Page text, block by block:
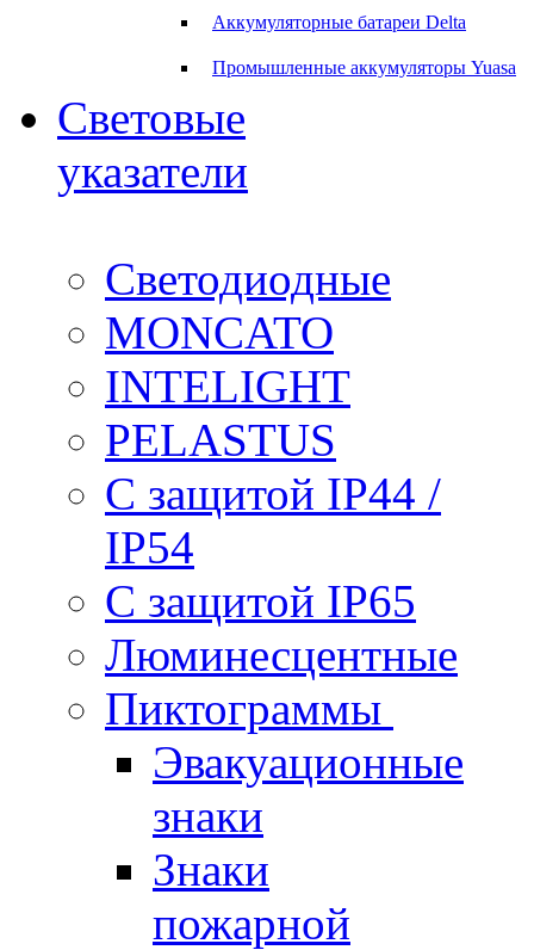
Аккумуляторные батареи Delta
Промышленные аккумуляторы Yuasa
Световые
указатели
Светодиодные
MONCATO
INTELIGHT
PELASTUS
С защитой IP44 /
IP54
С защитой IP65
Люминесцентные
Пиктограммы
Эвакуационные
знаки
Знаки
пожарной